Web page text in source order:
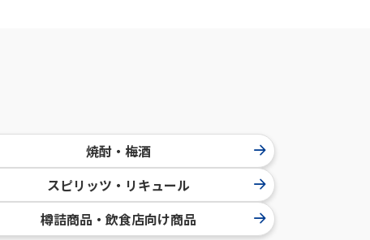
焼酎・梅酒
スピリッツ・リキュール
樽詰商品・飲食店向け商品